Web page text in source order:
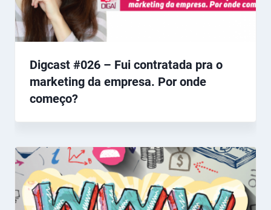
Digcast #026 – Fui contratada pra o
marketing da empresa. Por onde
começo?